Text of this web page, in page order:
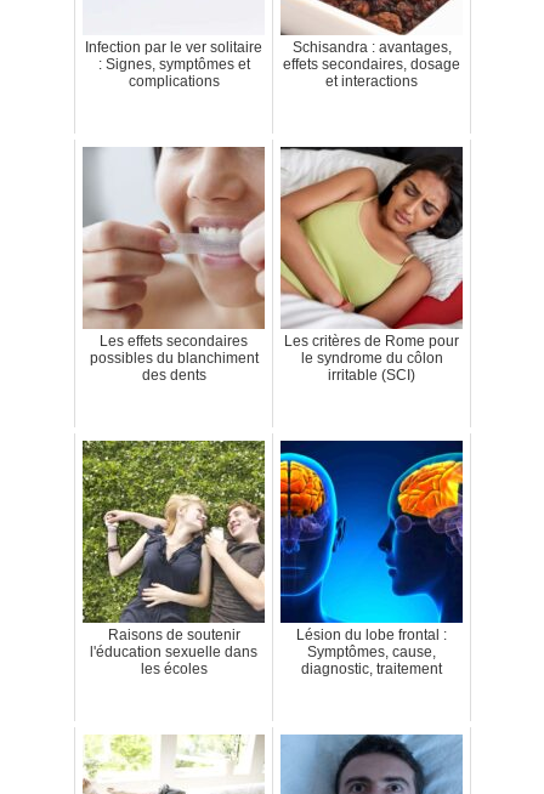
Infection par le ver solitaire
: Signes, symptômes et
complications
Schisandra : avantages,
effets secondaires, dosage
et interactions
Les effets secondaires
possibles du blanchiment
des dents
Les critères de Rome pour
le syndrome du côlon
irritable (SCI)
Raisons de soutenir
l'éducation sexuelle dans
les écoles
Lésion du lobe frontal :
Symptômes, cause,
diagnostic, traitement